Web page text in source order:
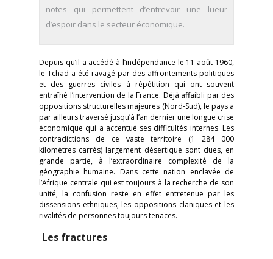
notes qui permettent d’entrevoir une lueur
d’espoir dans le secteur économique.
Depuis qu’il a accédé à l’indépendance le 11 août 1960,
le Tchad a été ravagé par des affrontements politiques
et des guerres civiles à répétition qui ont souvent
entraîné l’intervention de la France. Déjà affaibli par des
oppositions structurelles majeures (Nord-Sud), le pays a
par ailleurs traversé jusqu’à l’an dernier une longue crise
économique qui a accentué ses difficultés internes. Les
contradictions de ce vaste territoire (1 284 000
kilomètres carrés) largement désertique sont dues, en
grande partie, à l’extraordinaire complexité de la
géographie humaine. Dans cette nation enclavée de
l’Afrique centrale qui est toujours à la recherche de son
unité, la confusion reste en effet entretenue par les
dissensions ethniques, les oppositions claniques et les
rivalités de personnes toujours tenaces.
Les fractures